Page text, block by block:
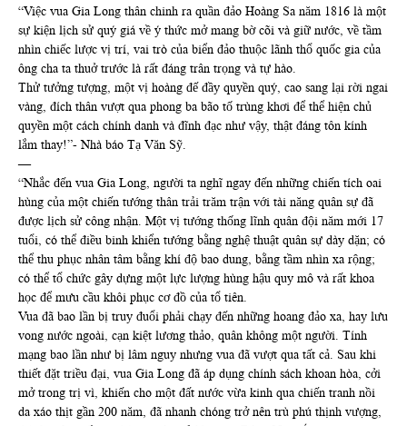
“Việc vua Gia Long thân chinh ra quần đảo Hoàng Sa năm 1816 là một
sự kiện lịch sử quý giá về ý thức mở mang bờ cõi và giữ nước, về tầm
nhìn chiếc lược vị trí, vai trò của biển đảo thuộc lãnh thổ quốc gia của
ông cha ta thuở trước là rất đáng trân trọng và tự hào.
Thử tưởng tượng, một vị hoàng đế đầy quyền quý, cao sang lại rời ngai
vàng, đích thân vượt qua phong ba bão tố trùng khơi để thể hiện chủ
quyền một cách chính danh và đĩnh đạc như vậy, thật đáng tôn kính
lắm thay!”- Nhà báo Tạ Văn Sỹ.
—
“Nhắc đến vua Gia Long, người ta nghĩ ngay đến những chiến tích oai
hùng của một chiến tướng thân trải trăm trận với tài năng quân sự đã
được lịch sử công nhận. Một vị tướng thống lĩnh quân đội năm mới 17
tuổi, có thể điều binh khiển tướng bằng nghệ thuật quân sự dày dặn; có
thể thu phục nhân tâm bằng khí độ bao dung, bằng tầm nhìn xa rộng;
có thể tổ chức gây dựng một lực lượng hùng hậu quy mô và rất khoa
học để mưu cầu khôi phục cơ đồ của tổ tiên.
Vua đã bao lần bị truy đuổi phải chạy đến những hoang đảo xa, hay lưu
vong nước ngoài, cạn kiệt lương thảo, quân không một người. Tính
mạng bao lần như bị lâm nguy nhưng vua đã vượt qua tất cả. Sau khi
thiết đặt triều đại, vua Gia Long đã áp dụng chính sách khoan hòa, cởi
mở trong trị vì, khiến cho một đất nước vừa kinh qua chiến tranh nồi
da xáo thịt gần 200 năm, đã nhanh chóng trở nên trù phú thịnh vượng,